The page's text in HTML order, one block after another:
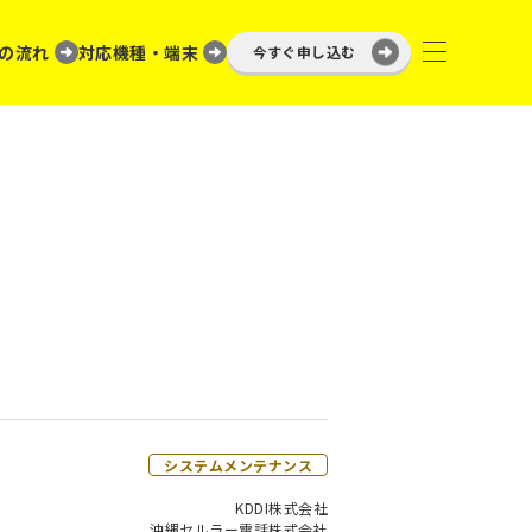
流れ 対応機種・端末 今すぐ申し込む
システムメンテナンス
KDDI株式会社